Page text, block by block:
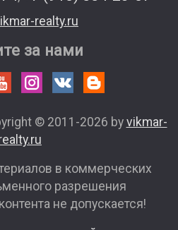
realty.ru
за нами
© 2011-2026 by vikmar-
в коммерческих
разрешения
не допускается!